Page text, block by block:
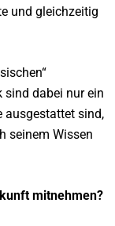
und gleichzeitig
dabei nur ein
ausgestattet sind,
seinem Wissen
mitnehmen?